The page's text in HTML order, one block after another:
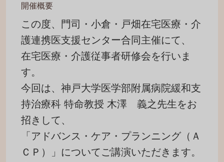
開催概要
この度、門司・小倉・戸畑在宅医療・介
護連携医支援センター合同主催にて、
在宅医療・介護従事者研修会を行いま
す。
今回は、神戸大学医学部附属病院緩和支
持治療科 特命教授 木澤 義之先生をお
招きして、
「アドバンス・ケア・プランニング（Ａ
ＣＰ）」についてご講演いただきます。